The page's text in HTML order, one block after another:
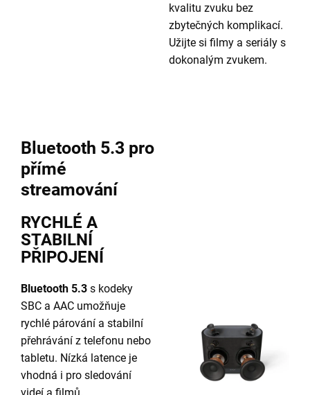
kvalitu zvuku bez
zbytečných komplikací.
Užijte si filmy a seriály s
dokonalým zvukem.
Bluetooth 5.3 pro
přímé
streamování
RYCHLÉ A
STABILNÍ
PŘIPOJENÍ
Bluetooth 5.3 s kodeky
SBC a AAC umožňuje
rychlé párování a stabilní
přehrávání z telefonu nebo
tabletu. Nízká latence je
vhodná i pro sledování
videí a filmů.